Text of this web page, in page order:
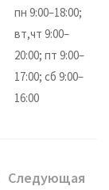
пн 9:00–18:00;
вт,чт 9:00–
20:00; пт 9:00–
17:00; сб 9:00–
16:00
Следующая